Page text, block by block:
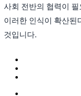
사회 전반의 협력이 필
이러한 인식이 확산된
것입니다.